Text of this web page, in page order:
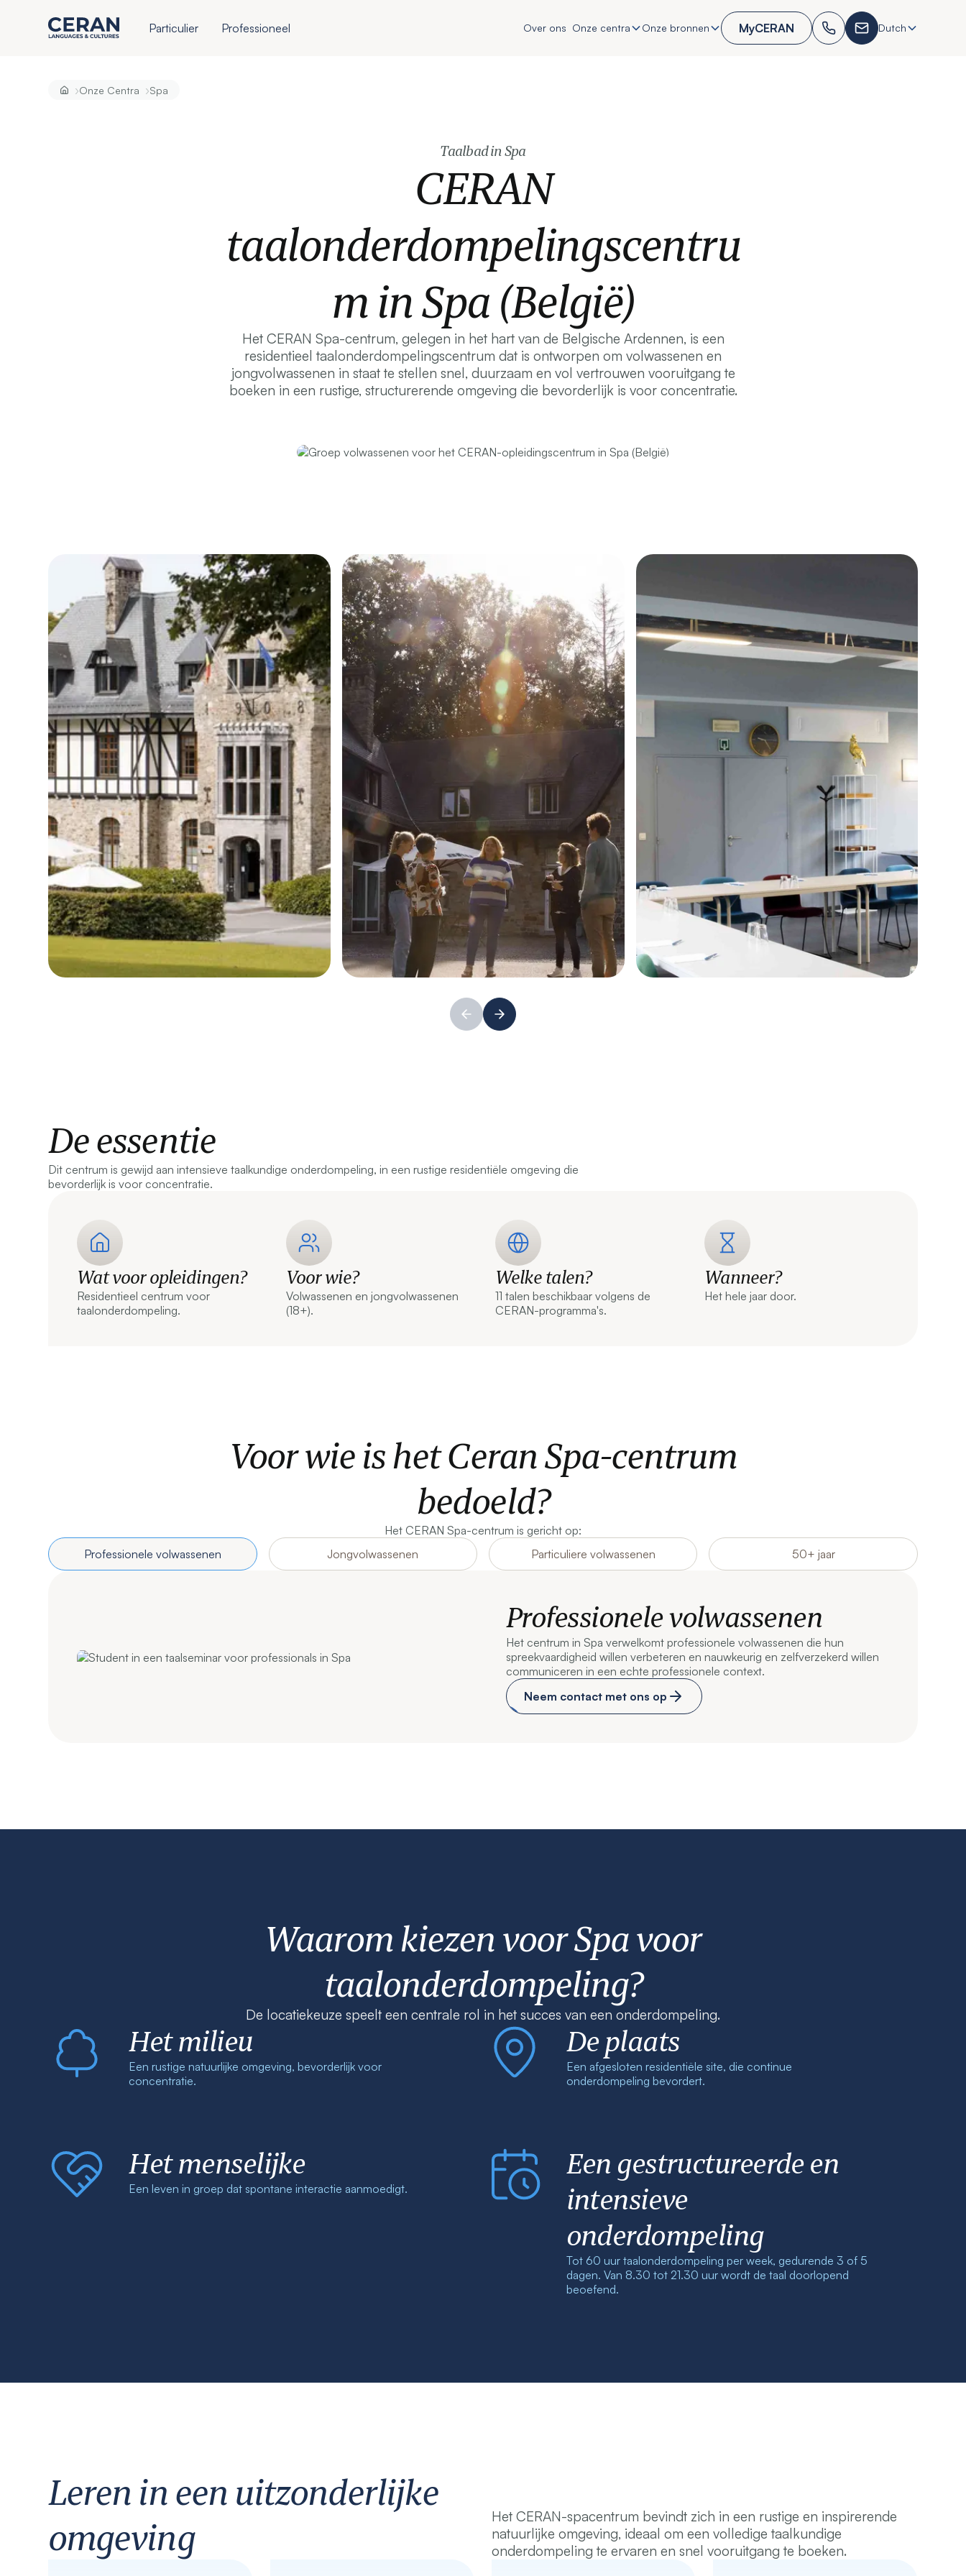
Particulier Professioneel Over ons Onze centra Onze bronnen MyCERAN Dutch
›Onze Centra ›Spa
Taalbad in Spa
CERAN
taalonderdompelingscentru
m in Spa (België)
Het CERAN Spa-centrum, gelegen in het hart van de Belgische Ardennen, is een
residentieel taalonderdompelingscentrum dat is ontworpen om volwassenen en
jongvolwassenen in staat te stellen snel, duurzaam en vol vertrouwen vooruitgang te
boeken in een rustige, structurerende omgeving die bevorderlijk is voor concentratie.
De essentie
Dit centrum is gewijd aan intensieve taalkundige onderdompeling, in een rustige residentiële omgeving die
bevorderlijk is voor concentratie.
Wat voor opleidingen?
Residentieel centrum voor
taalonderdompeling.
Voor wie?
Volwassenen en jongvolwassenen
(18+).
Welke talen?
11 talen beschikbaar volgens de
CERAN-programma's.
Wanneer?
Het hele jaar door.
Voor wie is het Ceran Spa-centrum
bedoeld?
Het CERAN Spa-centrum is gericht op:
Professionele volwassenen
Jongvolwassenen Particuliere volwassenen 50+ jaar
Professionele volwassenen
Het centrum in Spa verwelkomt professionele volwassenen die hun
spreekvaardigheid willen verbeteren en nauwkeurig en zelfverzekerd willen
communiceren in een echte professionele context.
Neem contact met ons op
Waarom kiezen voor Spa voor
taalonderdompeling?
De locatiekeuze speelt een centrale rol in het succes van een onderdompeling.
Het milieu
Een rustige natuurlijke omgeving, bevorderlijk voor
concentratie.
De plaats
Een afgesloten residentiële site, die continue
onderdompeling bevordert.
Het menselijke
Een leven in groep dat spontane interactie aanmoedigt.
Een gestructureerde en
intensieve
onderdompeling
Tot 60 uur taalonderdompeling per week, gedurende 3 of 5
dagen. Van 8.30 tot 21.30 uur wordt de taal doorlopend
beoefend.
Leren in een uitzonderlijke
omgeving
Het CERAN-spacentrum bevindt zich in een rustige en inspirerende
natuurlijke omgeving, ideaal om een volledige taalkundige
onderdompeling te ervaren en snel vooruitgang te boeken.